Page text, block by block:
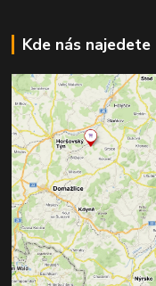
Kde nás najedete